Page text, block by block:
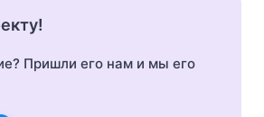
Пришли его нам и мы его